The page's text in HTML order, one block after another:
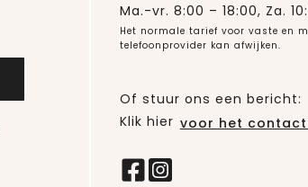
Ma.-vr. 8:00 – 18:00, Za.
Het normale tarief voor vaste en
telefoonprovider kan afwijken.
Of stuur ons een bericht:
Klik hier voor het